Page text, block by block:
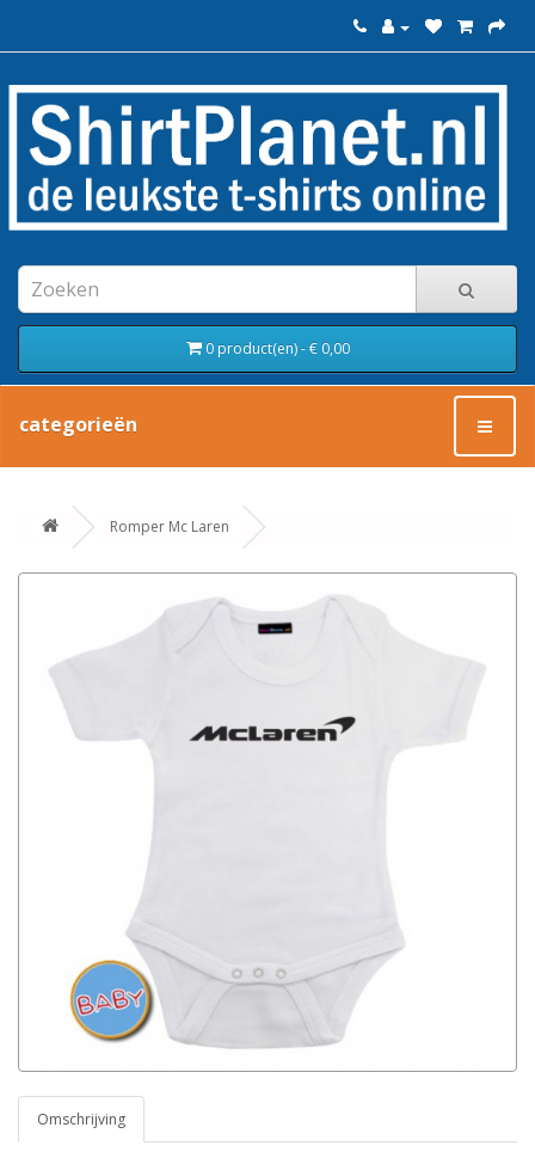
0 product(en) - € 0,00
categorieën
Romper Mc Laren
Omschrijving